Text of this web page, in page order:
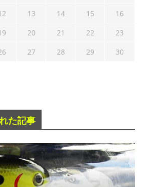
13 14 15
16
20 21 22
23
27 28 29
30
た記事